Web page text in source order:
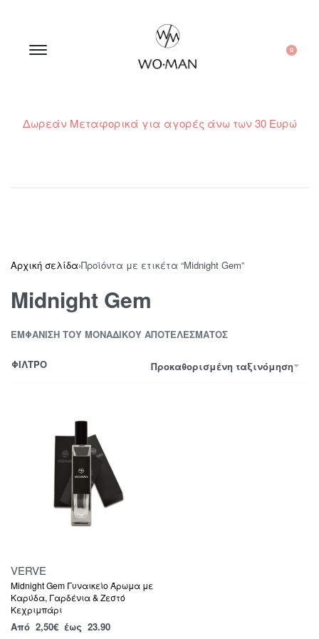
0
Δωρεάν Μεταφορικά για αγορές άνω των 30 Ευρώ
Αρχική σελίδα›Προϊόντα με ετικέτα “Midnight Gem”
Midnight Gem
ΕΜΦΆΝΙΣΗ ΤΟΥ ΜΟΝΑΔΙΚΟΎ ΑΠΟΤΕΛΈΣΜΑΤΟΣ
Προκαθορισμένη ταξινόμηση
ΦΙΛΤΡΟ
VERVE
Midnight Gem Γυναικείο Άρωμα με
Καρύδα, Γαρδένια & Ζεστό
Κεχριμπάρι
Από 2,50€ έως 23.90